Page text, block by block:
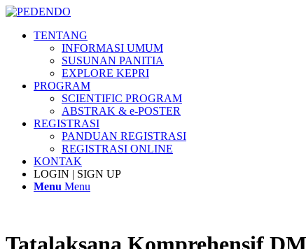
TENTANG
INFORMASI UMUM
SUSUNAN PANITIA
EXPLORE KEPRI
PROGRAM
SCIENTIFIC PROGRAM
ABSTRAK & e-POSTER
REGISTRASI
PANDUAN REGISTRASI
REGISTRASI ONLINE
KONTAK
LOGIN | SIGN UP
Menu Menu